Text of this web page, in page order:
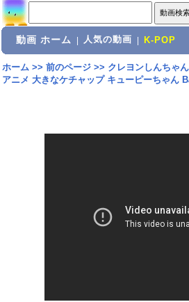
動画 ホーム 人気の動画 K-POP
ホーム>> 前のページ>> クレヨンしんちゃ
アニメ 大きなケチャップ キューピーちゃん